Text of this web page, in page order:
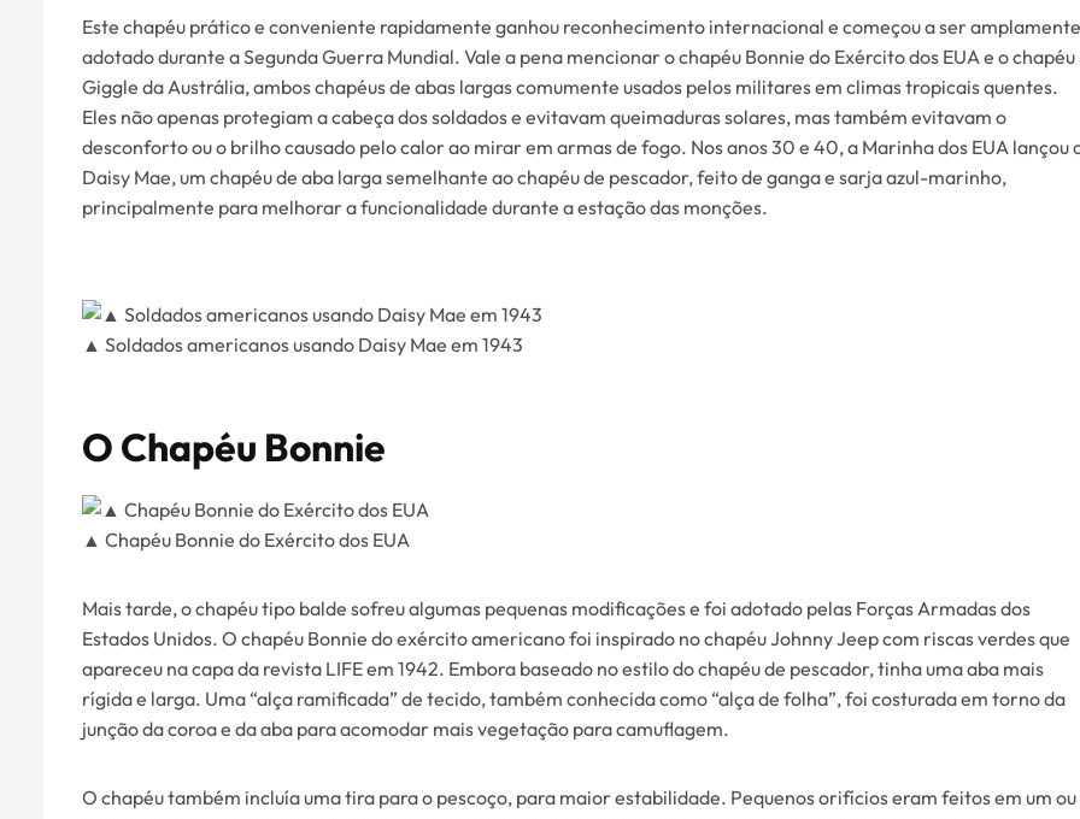
Este chapéu prático e conveniente rapidamente ganhou reconhecimento internacional e começou a ser amplamente
adotado durante a Segunda Guerra Mundial. Vale a pena mencionar o chapéu Bonnie do Exército dos EUA e o chapéu
Giggle da Austrália, ambos chapéus de abas largas comumente usados pelos militares em climas tropicais quentes.
Eles não apenas protegiam a cabeça dos soldados e evitavam queimaduras solares, mas também evitavam o
desconforto ou o brilho causado pelo calor ao mirar em armas de fogo. Nos anos 30 e 40, a Marinha dos EUA lançou
Daisy Mae, um chapéu de aba larga semelhante ao chapéu de pescador, feito de ganga e sarja azul-marinho,
principalmente para melhorar a funcionalidade durante a estação das monções.
▲ Soldados americanos usando Daisy Mae em 1943
O Chapéu Bonnie
▲ Chapéu Bonnie do Exército dos EUA
Mais tarde, o chapéu tipo balde sofreu algumas pequenas modificações e foi adotado pelas Forças Armadas dos
Estados Unidos. O chapéu Bonnie do exército americano foi inspirado no chapéu Johnny Jeep com riscas verdes que
apareceu na capa da revista LIFE em 1942. Embora baseado no estilo do chapéu de pescador, tinha uma aba mais
rígida e larga. Uma “alça ramificada” de tecido, também conhecida como “alça de folha”, foi costurada em torno da
junção da coroa e da aba para acomodar mais vegetação para camuflagem.
O chapéu também incluía uma tira para o pescoço, para maior estabilidade. Pequenos orifícios eram feitos em um ou